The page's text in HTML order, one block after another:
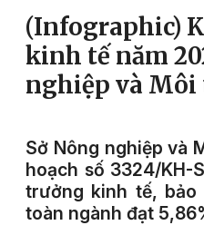
(Infographic)
kinh tế năm
nghiệp và
Sở Nông nghiệp và
hoạch số 3324/KH-
trưởng kinh tế,
toàn ngành đạt